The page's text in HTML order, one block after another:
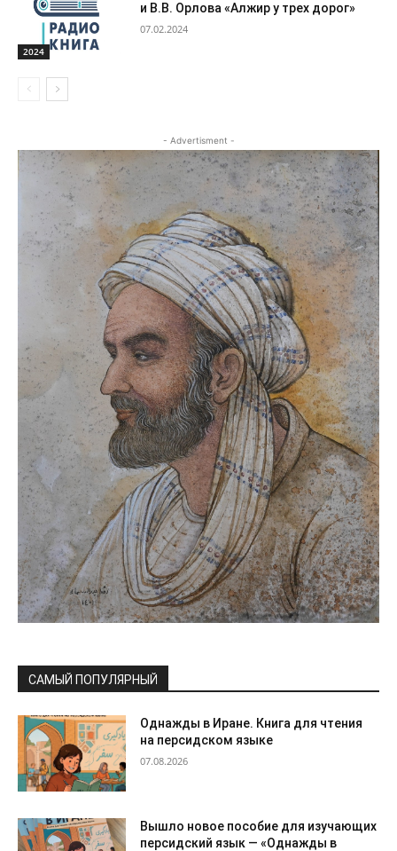
2024
и В.В. Орлова «Алжир у трех дорог»
07.02.2024
- Advertisment -
САМЫЙ ПОПУЛЯРНЫЙ
Однажды в Иране. Книга для чтения
на персидском языке
07.08.2026
Вышло новое пособие для изучающих
персидский язык — «Однажды в